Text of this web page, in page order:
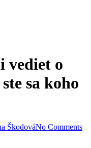
vediet o
sa koho
ŠkodováNo Comments